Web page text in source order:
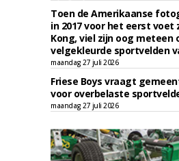
Toen de Amerikaanse
in 2017 voor het eerst voet
Kong, viel zijn oog meteen
velgekleurde sportvelden
maandag 27 juli 2026
Friese Boys vraagt
voor overbelaste
maandag 27 juli 2026